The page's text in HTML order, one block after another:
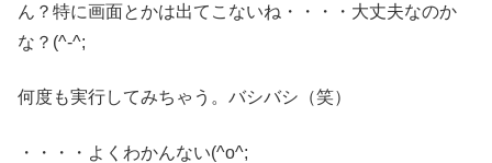
ん？特に画面とかは出てこないね・・・・大丈夫なのか
な？(^-^;
何度も実行してみちゃう。バシバシ（笑）
・・・・よくわかんない(^o^;